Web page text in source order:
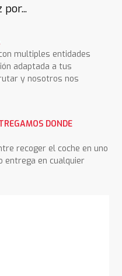
multiples entidades
adaptada a tus
y nosotros nos
DONDE
recoger el coche en uno
entrega en cualquier